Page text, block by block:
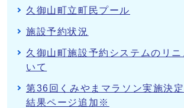
久御山町立町民プール
施設予約状況
久御山町施設予約システムのリ
いて
第36回くみやまマラソン実施
結果ページ追加※